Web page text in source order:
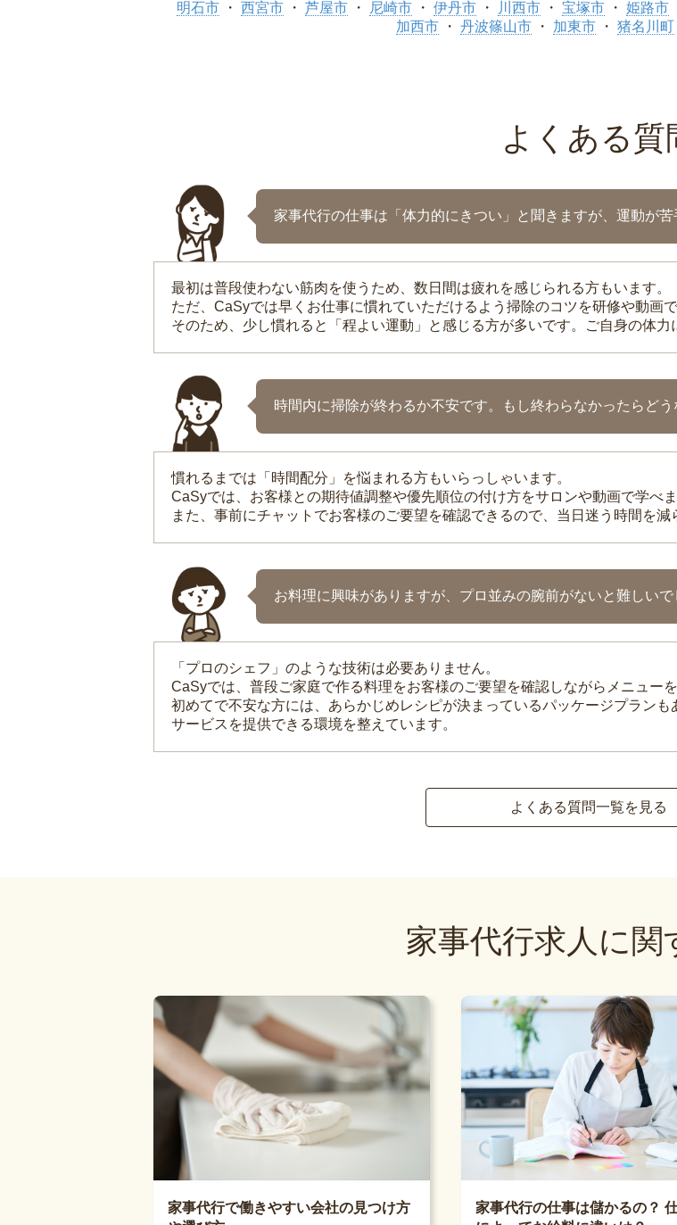
明石市
西宮市 芦屋市 尼崎市 伊丹市 川西市 宝塚市 姫路市
加西市
丹波篠山市 加東市 猪名川町
よくある質
家事代行の仕事は「体力的にきつい」と聞きますが、運動が苦
最初は普段使わない筋肉を使うため、数日間は疲れを感じられる方もいます。
ただ、CaSyでは早くお仕事に慣れていただけるよう掃除のコツを研修や動画
そのため、少し慣れると「程よい運動」と感じる方が多いです。ご自身の体力
時間内に掃除が終わるか不安です。もし終わらなかったらどう
慣れるまでは「時間配分」を悩まれる方もいらっしゃいます。
CaSyでは、お客様との期待値調整や優先順位の付け方をサロンや動画で学べま
また、事前にチャットでお客様のご要望を確認できるので、当日迷う時間を減
お料理に興味がありますが、プロ並みの腕前がないと難しいで
「プロのシェフ」のような技術は必要ありません。
CaSyでは、普段ご家庭で作る料理をお客様のご要望を確認しながらメニューを
初めてで不安な方には、あらかじめレシピが決まっているパッケージプラン
サービスを提供できる環境を整えています。
よくある質問一覧を見る
家事代行求人に関
家事代行で働きやすい会社の見つけ方
家事代行の仕事は儲かるの？